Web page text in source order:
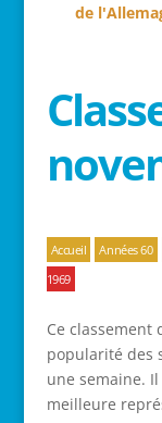
de
Accueil Années 60
1969
Ce classement
popularité des
une semaine.
meilleure